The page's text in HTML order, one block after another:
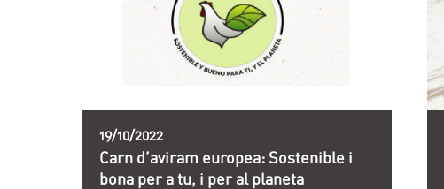
19/10/2022
Carn d’aviram europea: Sostenible i
bona per a tu, i per al planeta